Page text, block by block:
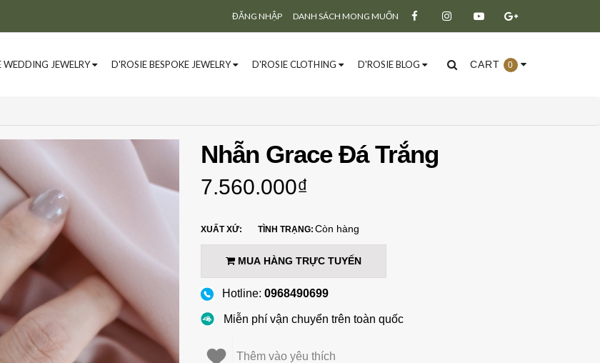
DANH SÁCH MONG MUỐN
ĐĂNG NHẬP
Đăng nhập
CART 0
WEDDING JEWELRY D'ROSIE BESPOKE JEWELRY D'ROSIE CLOTHING D'ROSIE BLOG
Nhẫn Grace Đá Trắng
7.560.000₫
XUẤT XỨ: TÌNH TRẠNG: Còn hàng
MUA HÀNG TRỰC TUYẾN
Hotline: 0968490699
Miễn phí vận chuyển trên toàn quốc
Thêm vào yêu thích